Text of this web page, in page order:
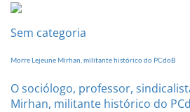
Sem categoria
Morre Lejeune Mirhan, militante histórico do PCdoB
O sociólogo, professor,
Mirhan, militante histórico do